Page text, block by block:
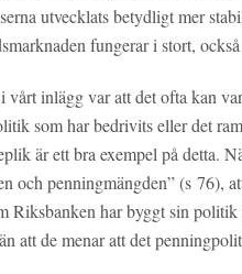
utvecklats betydligt mer
fungerar i stort,
vårt inlägg var att det ofta kan
som har bedrivits eller det
är ett bra exempel på detta.
och penningmängden” (s 76),
Riksbanken har byggt sin
att de menar att det